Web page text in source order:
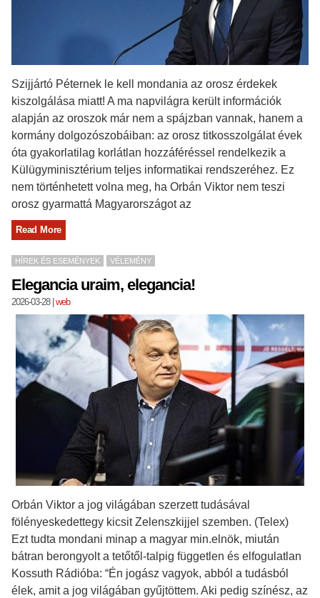
Szijjártó Péternek le kell mondania az orosz érdekek
kiszolgálása miatt! A ma napvilágra került információk
alapján az oroszok már nem a spájzban vannak, hanem a
kormány dolgozószobáiban: az orosz titkosszolgálat évek
óta gyakorlatilag korlátlan hozzáféréssel rendelkezik a
Külügyminisztérium teljes informatikai rendszeréhez. Ez
nem történhetett volna meg, ha Orbán Viktor nem teszi
orosz gyarmattá Magyarországot az
Read More
HÍREK ÉS ESEMÉNYEK VÉLEMÉNY
Elegancia uraim, elegancia!
2026-03-28| web
Orbán Viktor a jog világában szerzett tudásával
fölényeskedettegy kicsit Zelenszkijjel szemben. (Telex)
Ezt tudta mondani minap a magyar min.elnök, miután
bátran berongyolt a tetőtől-talpig független és elfogulatlan
Kossuth Rádióba: “Én jogász vagyok, abból a tudásból
élek, amit a jog világában gyűjtöttem. Aki pedig színész, az